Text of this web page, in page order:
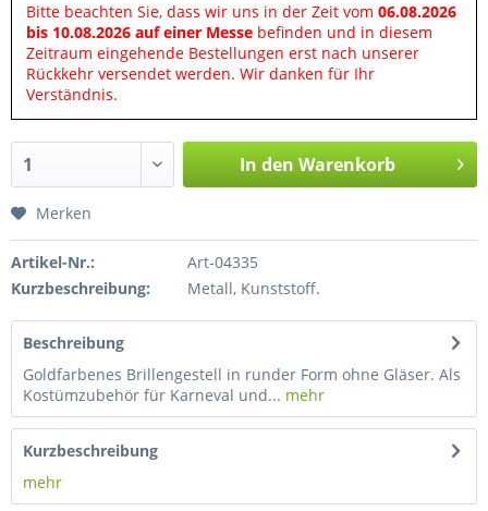
Bitte beachten Sie, dass wir uns in der Zeit vom 06.08.2026
bis 10.08.2026 auf einer Messe befinden und in diesem
Zeitraum eingehende Bestellungen erst nach unserer
Rückkehr versendet werden. Wir danken für Ihr
Verständnis.
In den Warenkorb
Merken
Artikel-Nr.:
Art-04335
Kurzbeschreibung:
Metall, Kunststoff.
Beschreibung
Goldfarbenes Brillengestell in runder Form ohne Gläser. Als
Kostümzubehör für Karneval und... mehr
Kurzbeschreibung
mehr